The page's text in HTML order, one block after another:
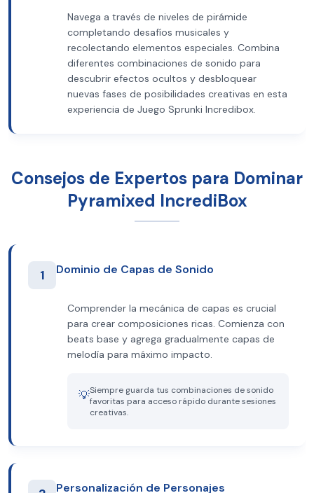
Navega a través de niveles de pirámide
completando desafíos musicales y
recolectando elementos especiales. Combina
diferentes combinaciones de sonido para
descubrir efectos ocultos y desbloquear
nuevas fases de posibilidades creativas en esta
experiencia de Juego Sprunki Incredibox.
Consejos de Expertos para Dominar
Pyramixed IncrediBox
1 Dominio de Capas de Sonido
Comprender la mecánica de capas es crucial
para crear composiciones ricas. Comienza con
beats base y agrega gradualmente capas de
melodía para máximo impacto.
💡Siempre guarda tus combinaciones de sonido
favoritas para acceso rápido durante sesiones
creativas.
Personalización de Personajes